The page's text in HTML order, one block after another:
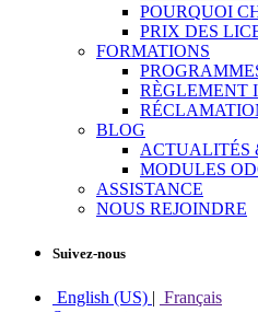
POURQUOI
PRIX DES
FORMATIONS
RÈGLEMENT
BLOG
ACTUALITÉS
MODULES
ASSISTANCE
NOUS REJOINDRE
Suivez-nous
English (US) | Français